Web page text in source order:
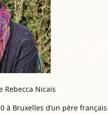
Nicais
à Bruxelles d’un père